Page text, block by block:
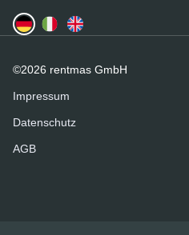
©2026 rentmas GmbH
Impressum
Datenschutz
AGB